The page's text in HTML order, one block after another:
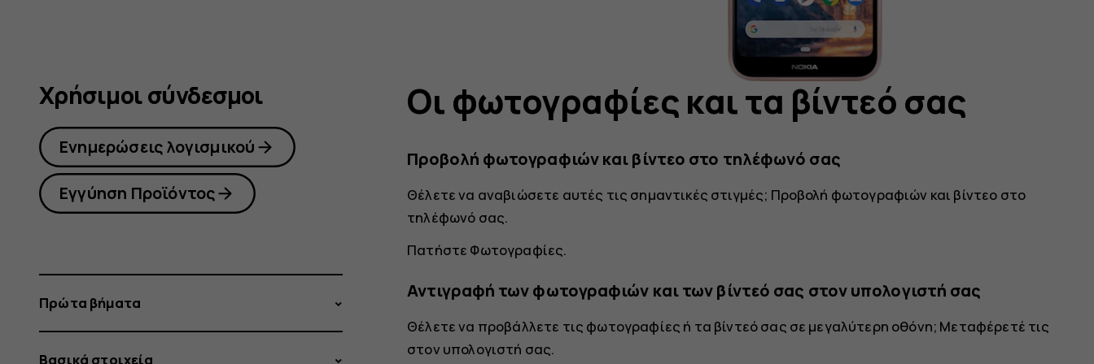
Οι φωτογραφίες και τα βίντεό σας
Προβολή φωτογραφιών και βίντεο στο τηλέφωνό σας
Θέλετε να αναβιώσετε αυτές τις σημαντικές στιγμές; Προβολή φωτογραφιών και βίντεο στο
τηλέφωνό σας.
Πατήστε Φωτογραφίες.
Αντιγραφή των φωτογραφιών και των βίντεό σας στον υπολογιστή σας
Θέλετε να προβάλλετε τις φωτογραφίες ή τα βίντεό σας σε μεγαλύτερη οθόνη; Μεταφέρετέ τις
στον υπολογιστή σας.
Χρήσιμοι σύνδεσμοι
Ενημερώσεις λογισμικού
Εγγύηση Προϊόντος
Πρώτα βήματα
Βασικά στοιχεία